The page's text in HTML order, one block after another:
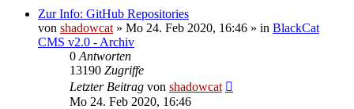
Zur Info: GitHub Repositories
von shadowcat » Mo 24. Feb 2020, 16:46 » in BlackCat
CMS v2.0 - Archiv
0 Antworten
13190 Zugriffe
Letzter Beitrag von shadowcat
Mo 24. Feb 2020, 16:46